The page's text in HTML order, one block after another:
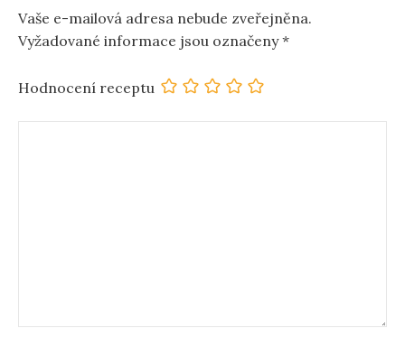
Vaše e-mailová adresa nebude zveřejněna.
Vyžadované informace jsou označeny*
Hodnocení receptu